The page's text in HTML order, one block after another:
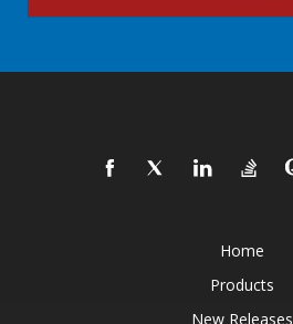
Home
Products
New Releases